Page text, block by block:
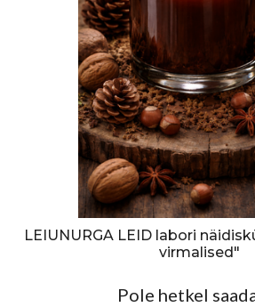
LEIUNURGA LEID labori
virmalised"
Pole hetkel